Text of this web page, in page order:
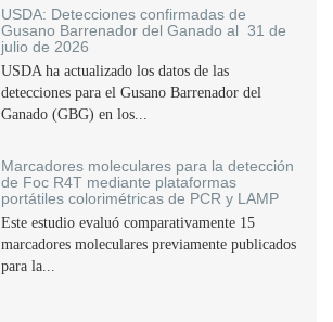
USDA: Detecciones confirmadas de
Gusano Barrenador del Ganado al 31 de
julio de 2026
USDA ha actualizado los datos de las
detecciones para el Gusano Barrenador del
Ganado (GBG) en los...
Marcadores moleculares para la detección
de Foc R4T mediante plataformas
portátiles colorimétricas de PCR y LAMP
Este estudio evaluó comparativamente 15
marcadores moleculares previamente publicados
para la...